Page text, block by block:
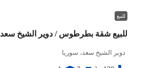
للبيع
للبيع شقة بطرطوس / دوير الشيخ سعد
دوير الشيخ سعد، سوريا